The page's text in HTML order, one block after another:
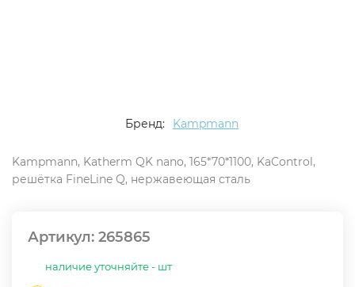
Бренд: Kampmann
Kampmann, Katherm QK nano, 165*70*1100, KaControl,
решётка FineLine Q, нержавеющая сталь
Артикул: 265865
наличие уточняйте - шт